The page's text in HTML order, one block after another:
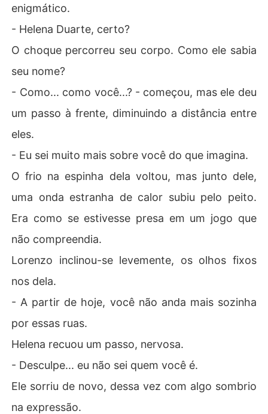
enigmático.
- Helena Duarte, certo?
O choque percorreu seu corpo. Como ele sabia
seu nome?
- Como... como você...? - começou, mas ele deu
um passo à frente, diminuindo a distância entre
eles.
- Eu sei muito mais sobre você do que imagina.
O frio na espinha dela voltou, mas junto dele,
uma onda estranha de calor subiu pelo peito.
Era como se estivesse presa em um jogo que
não compreendia.
Lorenzo inclinou-se levemente, os olhos fixos
nos dela.
- A partir de hoje, você não anda mais sozinha
por essas ruas.
Helena recuou um passo, nervosa.
- Desculpe... eu não sei quem você é.
Ele sorriu de novo, dessa vez com algo sombrio
na expressão.